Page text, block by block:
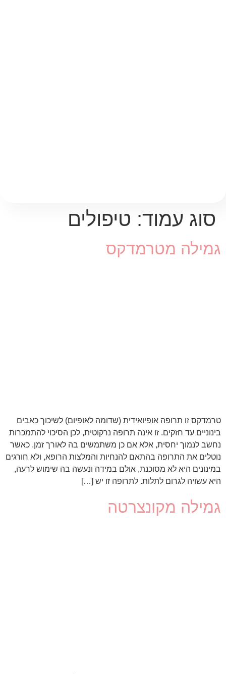
סוג עמוד: טיפולים
גמילה מטרמדקס
טרמדקס זו תרופה אופיואידית (שדומה לאופיום) לשיכוך כאבים
בינוניים עד חזקים. זו אינה תרופה נרקוטית, לכן הסיכוי להתמכרות
נחשב לנמוך יחסית, אלא אם כן משתמשים בה לאורך זמן. כאשר
נוטלים את התרופה בהתאם להנחיות והמלצות הרופא, ולא חורגים
במינונים היא לא מסוכנת, אולם במידה ונעשה בה שימוש לרעה,
היא עשויה לגרום לתלות. לתרופה זו יש […]
גמילה מקונצרטה